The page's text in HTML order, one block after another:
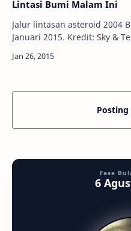
Lintasi Bumi Malam Ini
Jalur lintasan asteroid 2004
Januari 2015. Kredit: Sky &
menyaksikan asteroid yang
Fase
6